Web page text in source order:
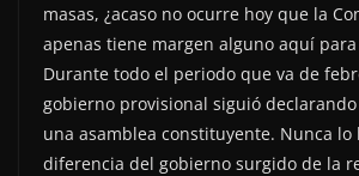
masas, ¿acaso no ocurre hoy que la
apenas tiene margen alguno aquí
Durante todo el periodo que va de
gobierno provisional siguió
una asamblea constituyente. Nunca lo
diferencia del gobierno surgido de la